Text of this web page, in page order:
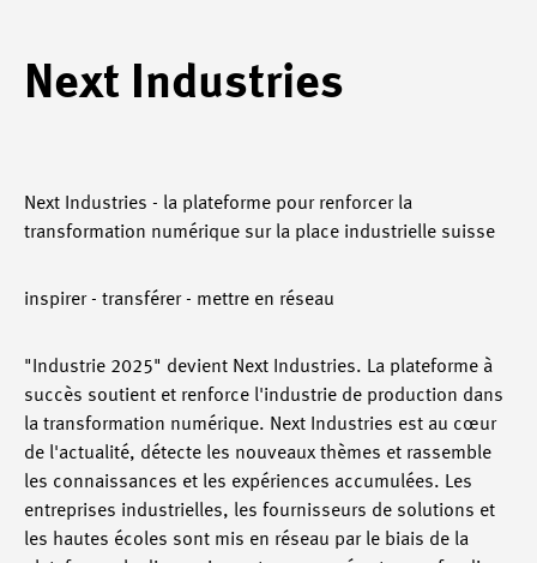
Next Industries
Next Industries - la plateforme pour renforcer la
transformation numérique sur la place industrielle suisse
inspirer - transférer - mettre en réseau
"Industrie 2025" devient Next Industries. La plateforme à
succès soutient et renforce l'industrie de production dans
la transformation numérique. Next Industries est au cœur
de l'actualité, détecte les nouveaux thèmes et rassemble
les connaissances et les expériences accumulées. Les
entreprises industrielles, les fournisseurs de solutions et
les hautes écoles sont mis en réseau par le biais de la